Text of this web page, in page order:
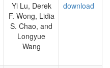
Yi Lu, Derek
F. Wong, Lidia
S. Chao, and
Longyue
Wang
download